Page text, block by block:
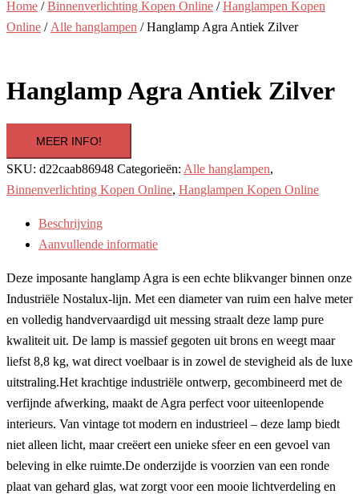
Home /Binnenverlichting Kopen Online /Hanglampen Kopen
Online / Alle hanglampen / Hanglamp Agra Antiek Zilver
Hanglamp Agra Antiek Zilver
MEER INFO!
SKU: d22caab86948 Categorieën: Alle hanglampen,
Binnenverlichting Kopen Online, Hanglampen Kopen Online
Beschrijving
Aanvullende informatie
Deze imposante hanglamp Agra is een echte blikvanger binnen onze
Industriële Nostalux-lijn. Met een diameter van ruim een halve meter
en volledig handvervaardigd uit messing straalt deze lamp pure
kwaliteit uit. De lamp is massief gegoten uit brons en weegt maar
liefst 8,8 kg, wat direct voelbaar is in zowel de stevigheid als de luxe
uitstraling.Het krachtige industriële ontwerp, gecombineerd met de
verfijnde afwerking, maakt de Agra perfect voor uiteenlopende
interieurs. Van vintage tot modern en industrieel – deze lamp biedt
niet alleen licht, maar creëert een unieke sfeer en een gevoel van
beleving in elke ruimte.De onderzijde is voorzien van een ronde
plaat van gehard glas, wat zorgt voor een mooie lichtverdeling en